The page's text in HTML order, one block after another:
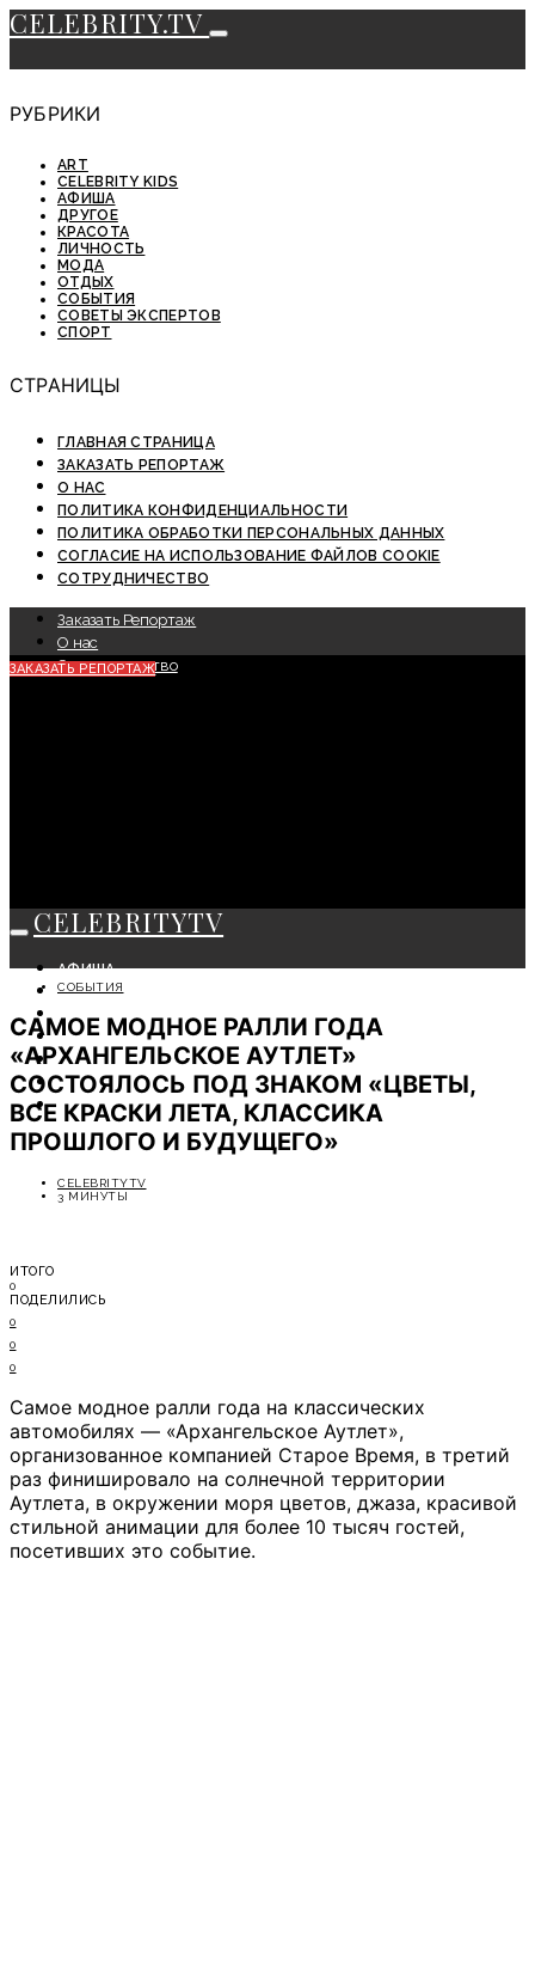
CELEBRITY.TV
РУБРИКИ
ART
CELEBRITY KIDS
АФИША
ДРУГОЕ
КРАСОТА
ЛИЧНОСТЬ
МОДА
ОТДЫХ
СОБЫТИЯ
СОВЕТЫ ЭКСПЕРТОВ
СПОРТ
СТРАНИЦЫ
ГЛАВНАЯ СТРАНИЦА
ЗАКАЗАТЬ РЕПОРТАЖ
О НАС
ПОЛИТИКА КОНФИДЕНЦИАЛЬНОСТИ
ПОЛИТИКА ОБРАБОТКИ ПЕРСОНАЛЬНЫХ ДАННЫХ
СОГЛАСИЕ НА ИСПОЛЬЗОВАНИЕ ФАЙЛОВ COOKIE
СОТРУДНИЧЕСТВО
Заказать Репортаж
О нас
Сотрудничество
ЗАКАЗАТЬ РЕПОРТАЖ
CELEBRITYTV
АФИША
СОБЫТИЯ
КРАСОТА
МОДА
ЛИЧНОСТЬ
ОТДЫХ
СОВЕТЫ ЭКСПЕРТОВ
СОБЫТИЯ
САМОЕ МОДНОЕ РАЛЛИ ГОДА
«АРХАНГЕЛЬСКОЕ АУТЛЕТ»
СОСТОЯЛОСЬ ПОД ЗНАКОМ «ЦВЕТЫ,
ВСЕ КРАСКИ ЛЕТА, КЛАССИКА
ПРОШЛОГО И БУДУЩЕГО»
CELEBRITYTV
3 МИНУТЫ
ИТОГО
0
ПОДЕЛИЛИСЬ
0
0
0
Самое модное ралли года на классических
автомобилях — «Архангельское Аутлет»,
организованное компанией Старое Время, в третий
раз финишировало на солнечной территории
Аутлета, в окружении моря цветов, джаза, красивой
стильной анимации для более 10 тысяч гостей,
посетивших это событие.